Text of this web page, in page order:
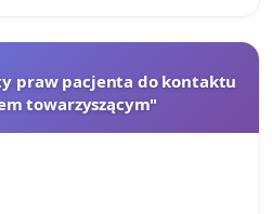
praw pacjenta do kontaktu
towarzyszącym"